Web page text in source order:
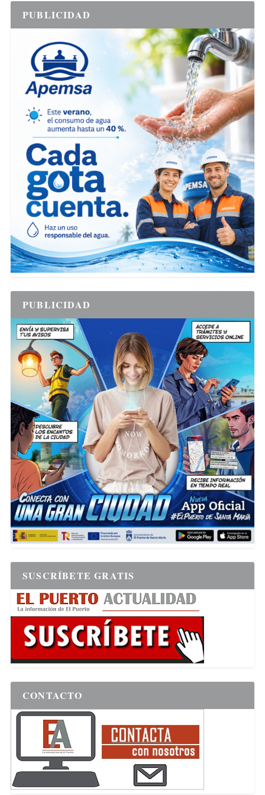
PUBLICIDAD
PUBLICIDAD
SUSCRÍBETE GRATIS
CONTACTO